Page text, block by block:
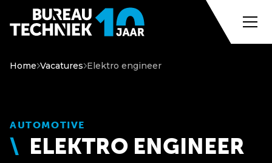
Home Vacatures Elektro engineer
AUTOMOTIVE
ELEKTRO ENGINEER